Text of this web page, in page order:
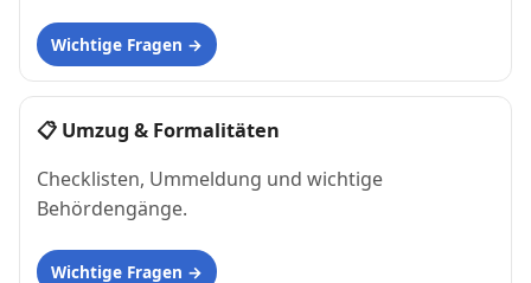
Wichtige Fragen
📋 Umzug & Formalitäten
Checklisten, Ummeldung und wichtige
Behördengänge.
Wichtige Fragen